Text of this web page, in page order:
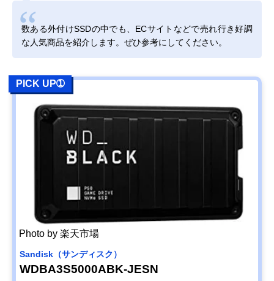
数ある外付けSSDの中でも、ECサイトなどで売れ行き好調
な人気商品を紹介します。ぜひ参考にしてください。
PICK UP➀
Photo by 楽天市場
Sandisk（サンディスク）
WDBA3S5000ABK-JESN